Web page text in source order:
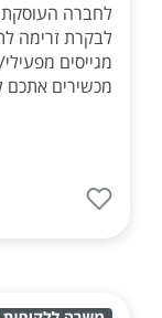
לחברה העוסקת
לבקרת זרימה
מגייסים
מכשירים